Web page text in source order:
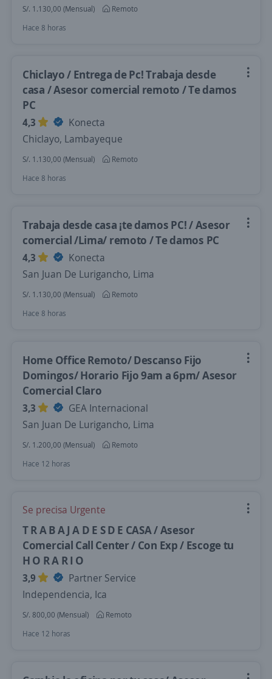
S/. 1.130,00 (Mensual)
Remoto
Hace 8 horas
Chiclayo / Entrega de Pc! Trabaja desde
casa / Asesor comercial remoto / Te damos
PC
4,3
Konecta
Chiclayo, Lambayeque
S/. 1.130,00 (Mensual)
Remoto
Hace 8 horas
Trabaja desde casa ¡te damos PC! / Asesor
comercial /Lima/ remoto / Te damos PC
4,3
Konecta
San Juan De Lurigancho, Lima
S/. 1.130,00 (Mensual)
Remoto
Hace 8 horas
Home Office Remoto/ Descanso Fijo
Domingos/ Horario Fijo 9am a 6pm/ Asesor
Comercial Claro
3,3
GEA Internacional
San Juan De Lurigancho, Lima
S/. 1.200,00 (Mensual)
Remoto
Hace 12 horas
Se precisa Urgente
T R A B A J A D E S D E CASA / Asesor
Comercial Call Center / Con Exp / Escoge tu
H O R A R I O
3,9
Partner Service
Independencia, Ica
S/. 800,00 (Mensual)
Remoto
Hace 12 horas